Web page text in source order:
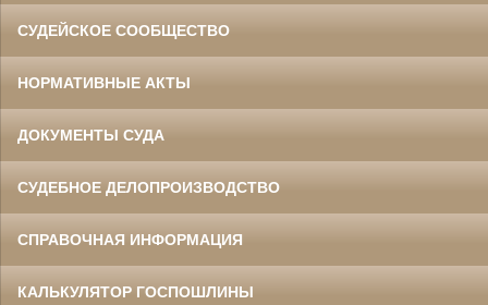
СУДЕЙСКОЕ СООБЩЕСТВО
НОРМАТИВНЫЕ АКТЫ
ДОКУМЕНТЫ СУДА
СУДЕБНОЕ ДЕЛОПРОИЗВОДСТВО
СПРАВОЧНАЯ ИНФОРМАЦИЯ
КАЛЬКУЛЯТОР ГОСПОШЛИНЫ